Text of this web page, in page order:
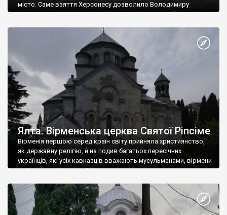
місто. Саме взяття Херсонесу дозволило Володимиру
диктувати свої умови візантійському імператору Василю ІІ, та
Херсонесі Володимир-язичник, став Василем-християнином.
А потім було Хрещення Русі. На честь Херсонесу Таврійського
Ялта. Вірменська церква Святої Ріпсіме
Вірменія першою серед країн світу прийняла християнство,
як державну релігію, й на подив багатьох пересічних
українців, які усіх кавказців вважають мусульманами, вірмени
є відданими вірянами Христа